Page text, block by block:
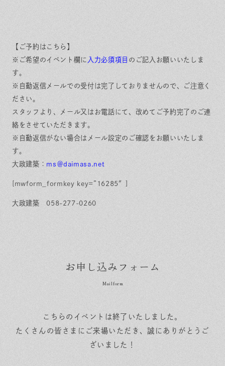
【ご予約はこちら】
※ご希望のイベント欄に 入力必須項目 のご記入お願いいたしま
す。
※自動返信メールでの受付は完了しておりませんので、ご注意く
ださい。
スタッフより、メール又はお電話にて、改めてご予約完了のご連
絡をさせていただきます。
※自動返信がない場合はメール設定のご確認をお願いいたしま
す。
大政建築： ms＠daimasa.net
[mwform_formkey key=”16285″]
大政建築 058-277-0260
お申し込みフォーム
こちらのイベントは終了いたしました。
たくさんの皆さまにご来場いただき、誠にありがとうご
ざいました！